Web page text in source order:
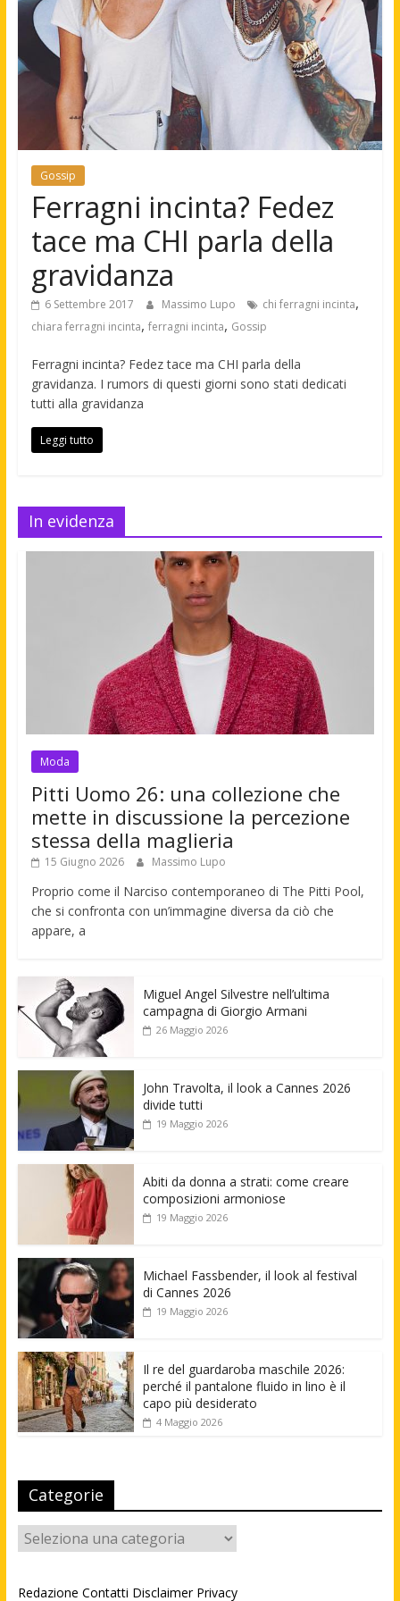
Gossip
Ferragni incinta? Fedez
tace ma CHI parla della
gravidanza
6 Settembre 2017 Massimo Lupo chi ferragni incinta,
chiara ferragni incinta, ferragni incinta, Gossip
Ferragni incinta? Fedez tace ma CHI parla della
gravidanza. I rumors di questi giorni sono stati dedicati
tutti alla gravidanza
Leggi tutto
In evidenza
Moda
Pitti Uomo 26: una collezione che
mette in discussione la percezione
stessa della maglieria
15 Giugno 2026 Massimo Lupo
Proprio come il Narciso contemporaneo di The Pitti Pool,
che si confronta con un’immagine diversa da ciò che
appare, a
Miguel Angel Silvestre nell’ultima
campagna di Giorgio Armani
26 Maggio 2026
John Travolta, il look a Cannes 2026
divide tutti
19 Maggio 2026
Abiti da donna a strati: come creare
composizioni armoniose
19 Maggio 2026
Michael Fassbender, il look al festival
di Cannes 2026
19 Maggio 2026
Il re del guardaroba maschile 2026:
perché il pantalone fluido in lino è il
capo più desiderato
4 Maggio 2026
Categorie
Categorie
Redazione Contatti Disclaimer Privacy